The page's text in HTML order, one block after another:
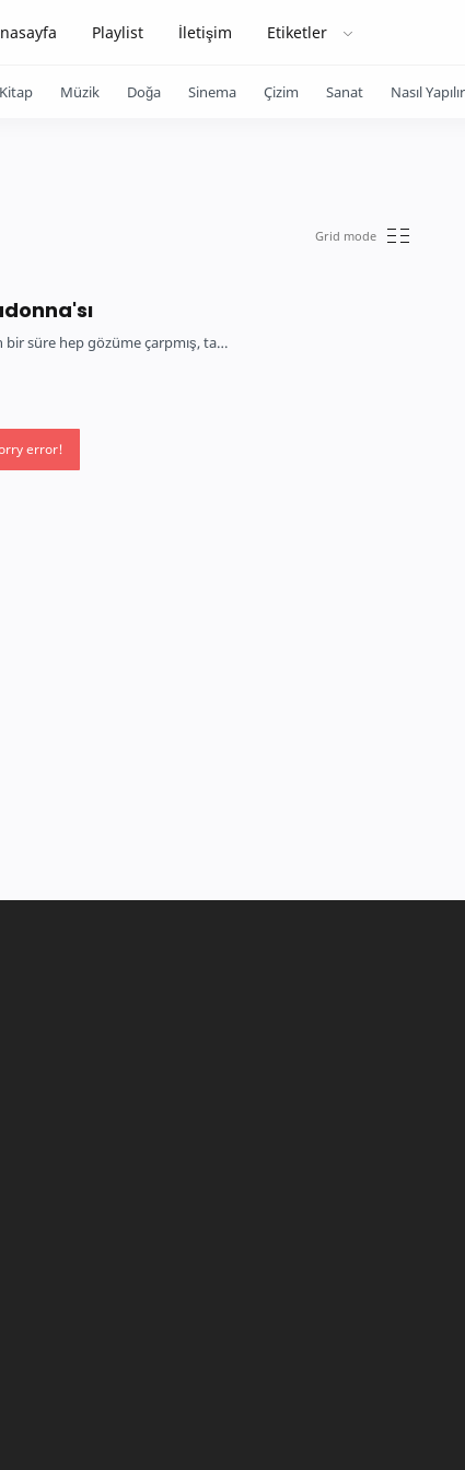
Playlist İletişim Etiketler
Kitap Müzik Doğa Sinema Çizim Sanat Nasıl Yapılır
süre hep gözüme çarpmış, ta…
error!